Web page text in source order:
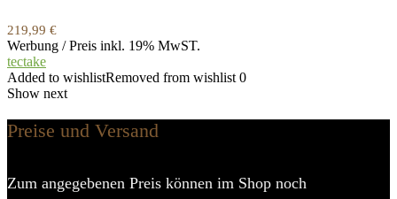
219,99 €
Werbung / Preis inkl. 19% MwST.
tectake
Added to wishlistRemoved from wishlist 0
Show next
Preise und Versand
Zum angegebenen Preis können im Shop noch